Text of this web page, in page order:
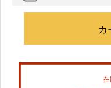
在